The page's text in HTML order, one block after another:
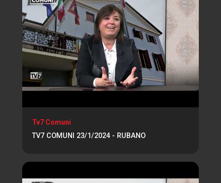
Tv7 Comuni
TV7 COMUNI 23/1/2024 - RUBANO